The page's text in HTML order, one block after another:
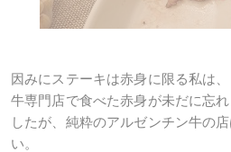
因みにステーキは赤身に限る私は
牛専門店で食べた赤身が未だに忘
したが、純粋のアルゼンチン牛の
い。